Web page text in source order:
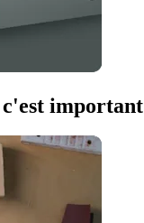
important